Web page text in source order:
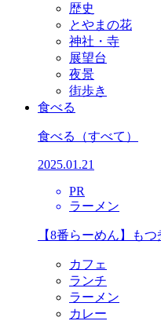
歴史
とやまの花
神社・寺
展望台
夜景
街歩き
食べる
食べる （すべて）
2025.01.21
PR
ラーメン
【8番らーめん】も
カフェ
ランチ
ラーメン
カレー